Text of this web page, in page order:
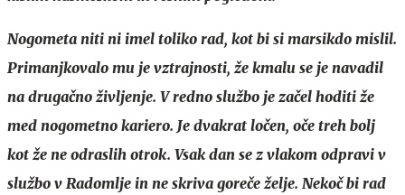
Nogometa niti ni imel toliko rad, kot bi si marsikdo mislil.
Primanjkovalo mu je vztrajnosti, že kmalu se je navadil
na drugačno življenje. V redno službo je začel hoditi že
med nogometno kariero. Je dvakrat ločen, oče treh bolj
kot že ne odraslih otrok. Vsak dan se z vlakom odpravi v
službo v Radomlje in ne skriva goreče želje. Nekoč bi rad